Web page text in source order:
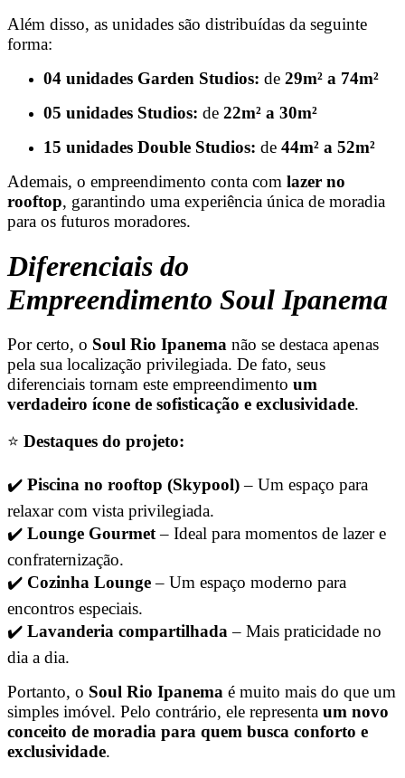
Além disso, as unidades são distribuídas da seguinte
forma:
04 unidades Garden Studios: de 29m² a 74m²
05 unidades Studios: de 22m² a 30m²
15 unidades Double Studios: de 44m² a 52m²
Ademais, o empreendimento conta com lazer no
rooftop, garantindo uma experiência única de moradia
para os futuros moradores.
Diferenciais do
Empreendimento Soul Ipanema
Por certo, o Soul Rio Ipanema não se destaca apenas
pela sua localização privilegiada. De fato, seus
diferenciais tornam este empreendimento um
verdadeiro ícone de sofisticação e exclusividade.
⭐ Destaques do projeto:
✔️ Piscina no rooftop (Skypool)– Um espaço para
relaxar com vista privilegiada.
✔️ Lounge Gourmet– Ideal para momentos de lazer e
confraternização.
✔️ Cozinha Lounge– Um espaço moderno para
encontros especiais.
✔️ Lavanderia compartilhada – Mais praticidade no
dia a dia.
Portanto, o Soul Rio Ipanema é muito mais do que um
simples imóvel. Pelo contrário, ele representa um novo
conceito de moradia para quem busca conforto e
exclusividade.